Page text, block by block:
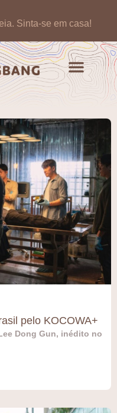
Sinta-se em casa!
pelo KOCOWA+
Dong Gun, inédito no